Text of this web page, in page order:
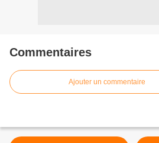
Commentaires
Ajouter un commentaire